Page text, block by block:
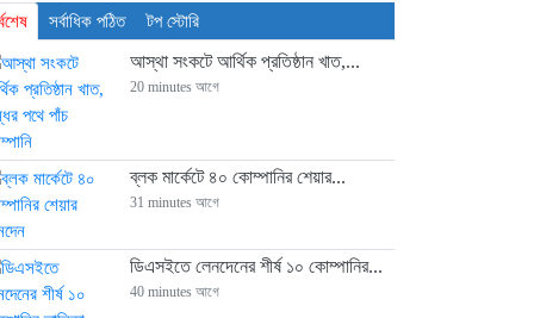
সর্বাধিক পঠিত টপ স্টোরি
আস্থা সংকটে আর্থিক প্রতিষ্ঠান খাত,...
20 minutes আগে
ব্লক মার্কেটে ৪০ কোম্পানির শেয়ার...
31 minutes আগে
ডিএসইতে লেনদেনের শীর্ষ ১০ কোম্পানির...
40 minutes আগে